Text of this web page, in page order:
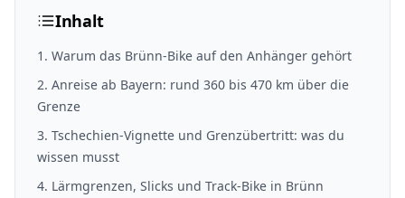
Inhalt
1 . Warum das Brünn-Bike auf den Anhänger gehört
2. Anreise ab Bayern: rund 360 bis 470 km über die
Grenze
3. Tschechien-Vignette und Grenzübertritt: was du
wissen musst
4. Lärmgrenzen, Slicks und Track-Bike in Brünn